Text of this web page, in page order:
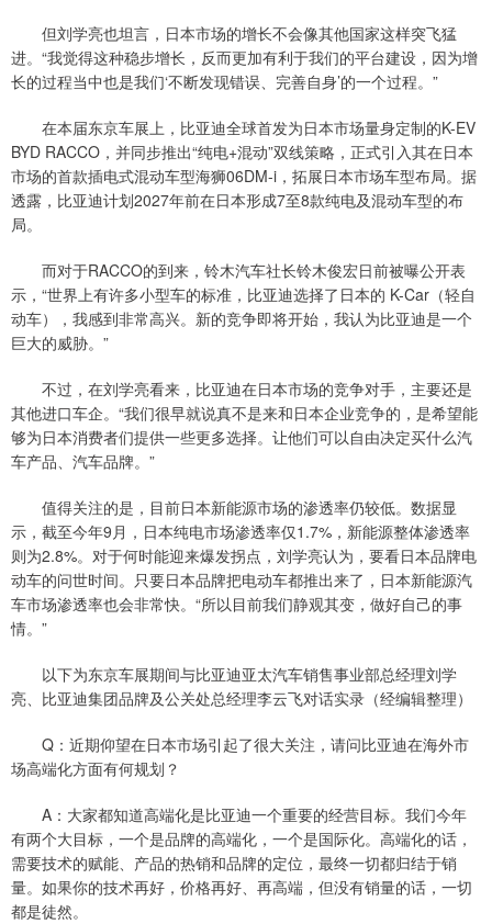
但刘学亮也坦言，日本市场的增长不会像其他国家这样突飞猛
进。“我觉得这种稳步增长，反而更加有利于我们的平台建设，因为增
长的过程当中也是我们‘不断发现错误、完善自身’的一个过程。”
在本届东京车展上，比亚迪全球首发为日本市场量身定制的K-EV
BYD RACCO，并同步推出“纯电+混动”双线策略，正式引入其在日本
市场的首款插电式混动车型海狮06DM-i，拓展日本市场车型布局。据
透露，比亚迪计划2027年前在日本形成7至8款纯电及混动车型的布
局。
而对于RACCO的到来，铃木汽车社长铃木俊宏日前被曝公开表
示，“世界上有许多小型车的标准，比亚迪选择了日本的 K-Car（轻自
动车），我感到非常高兴。新的竞争即将开始，我认为比亚迪是一个
巨大的威胁。”
不过，在刘学亮看来，比亚迪在日本市场的竞争对手，主要还是
其他进口车企。“我们很早就说真不是来和日本企业竞争的，是希望能
够为日本消费者们提供一些更多选择。让他们可以自由决定买什么汽
车产品、汽车品牌。”
值得关注的是，目前日本新能源市场的渗透率仍较低。数据显
示，截至今年9月，日本纯电市场渗透率仅1.7%，新能源整体渗透率
则为2.8%。对于何时能迎来爆发拐点，刘学亮认为，要看日本品牌电
动车的问世时间。只要日本品牌把电动车都推出来了，日本新能源汽
车市场渗透率也会非常快。“所以目前我们静观其变，做好自己的事
情。”
以下为东京车展期间与比亚迪亚太汽车销售事业部总经理刘学
亮、比亚迪集团品牌及公关处总经理李云飞对话实录（经编辑整理）
Q：近期仰望在日本市场引起了很大关注，请问比亚迪在海外市
场高端化方面有何规划？
A：大家都知道高端化是比亚迪一个重要的经营目标。我们今年
有两个大目标，一个是品牌的高端化，一个是国际化。高端化的话，
需要技术的赋能、产品的热销和品牌的定位，最终一切都归结于销
量。如果你的技术再好，价格再好、再高端，但没有销量的话，一切
都是徒然。